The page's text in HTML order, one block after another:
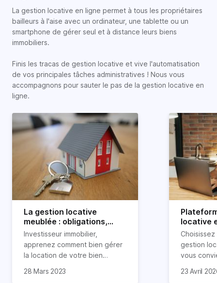
La gestion locative en ligne permet à tous les propriétaires
bailleurs à l'aise avec un ordinateur, une tablette ou un
smartphone de gérer seul et à distance leurs biens
immobiliers.
Finis les tracas de gestion locative et vive l'automatisation
de vos principales tâches administratives ! Nous vous
accompagnons pour sauter le pas de la gestion locative en
ligne.
La gestion locative
meublée : obligations,
avantages et
inconvénients
Investisseur immobilier,
apprenez comment bien gérer
la location de votre bien
quelles sont vos obligations en
28 Mars 2023
locative
pourquoi
gestion
vous
23 Avril